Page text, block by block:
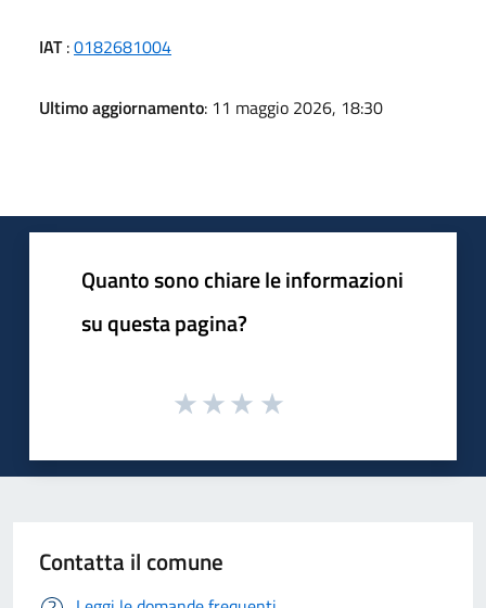
IAT:0182681004
Ultimo aggiornamento: 11 maggio 2026, 18:30
Quanto sono chiare le informazioni
su questa pagina?
Contatta il comune